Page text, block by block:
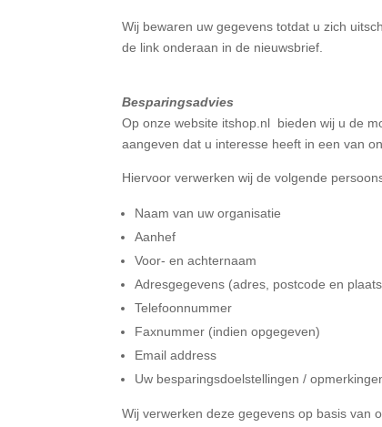
Wij bewaren uw gegevens totdat u zich
de link onderaan in de nieuwsbrief.
Besparingsadvies
Op onze website itshop.nl bieden wij u de
aangeven dat u interesse heeft in een van
Hiervoor verwerken wij de volgende
Naam van uw organisatie
Aanhef
Voor- en achternaam
Adresgegevens (adres, postcode en
Telefoonnummer
Faxnummer (indien opgegeven)
Email address
Uw besparingsdoelstellingen /
Wij verwerken deze gegevens op basis van